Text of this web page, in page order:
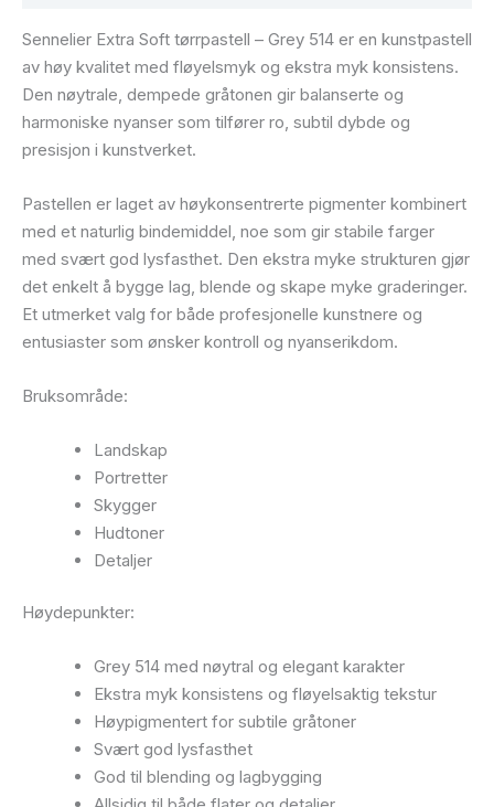
Sennelier Extra Soft tørrpastell – Grey 514 er en kunstpastell
av høy kvalitet med fløyelsmyk og ekstra myk konsistens.
Den nøytrale, dempede gråtonen gir balanserte og
harmoniske nyanser som tilfører ro, subtil dybde og
presisjon i kunstverket.
Pastellen er laget av høykonsentrerte pigmenter kombinert
med et naturlig bindemiddel, noe som gir stabile farger
med svært god lysfasthet. Den ekstra myke strukturen gjør
det enkelt å bygge lag, blende og skape myke graderinger.
Et utmerket valg for både profesjonelle kunstnere og
entusiaster som ønsker kontroll og nyanserikdom.
Bruksområde:
Landskap
Portretter
Skygger
Hudtoner
Detaljer
Høydepunkter:
Grey 514 med nøytral og elegant karakter
Ekstra myk konsistens og fløyelsaktig tekstur
Høypigmentert for subtile gråtoner
Svært god lysfasthet
God til blending og lagbygging